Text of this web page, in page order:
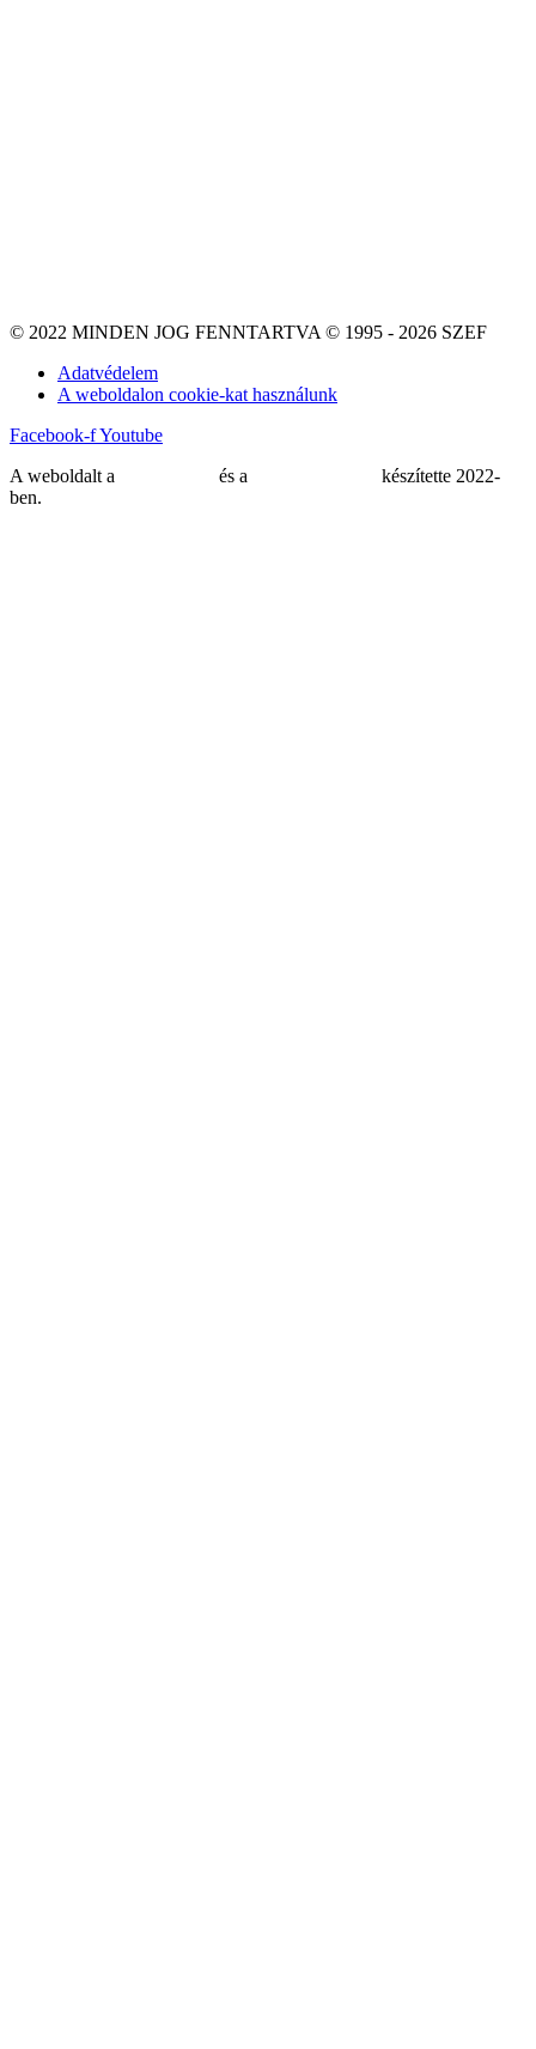
© 2022 MINDEN JOG FENNTARTVA © 1995 - 2026 SZEF
Adatvédelem
A weboldalon cookie-kat használunk
Facebook-fYoutube
A weboldalt a
és a
készítette 2022-
ben.